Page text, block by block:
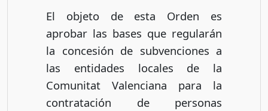
El objeto de esta Orden es
aprobar las bases que regularán
la concesión de subvenciones a
las entidades locales de la
Comunitat Valenciana para la
contratación de personas